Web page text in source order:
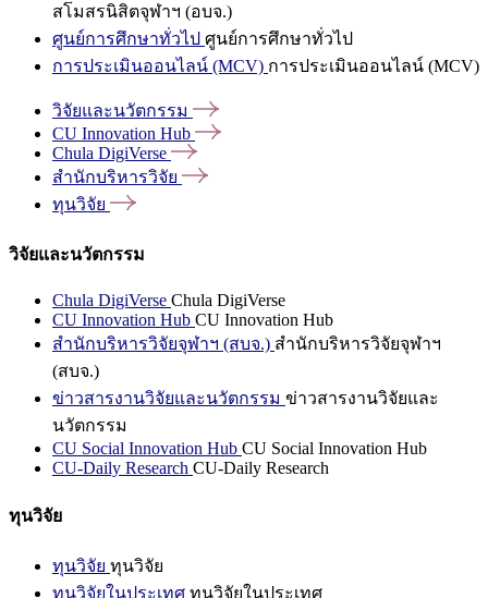
สโมสรนิสิตจุฬาฯ (อบจ.)
ศูนย์การศึกษาทั่วไป ศูนย์การศึกษาทั่วไป
การประเมินออนไลน์ (MCV) การประเมินออนไลน์ (MCV)
วิจัยและนวัตกรรม
CU Innovation Hub
Chula DigiVerse
สำนักบริหารวิจัย
ทุนวิจัย
วิจัยและนวัตกรรม
Chula DigiVerse Chula DigiVerse
CU Innovation Hub CU Innovation Hub
สำนักบริหารวิจัยจุฬาฯ (สบจ.) สำนักบริหารวิจัยจุฬาฯ
(สบจ.)
ข่าวสารงานวิจัยและนวัตกรรม ข่าวสารงานวิจัยและ
นวัตกรรม
CU Social Innovation Hub CU Social Innovation Hub
CU-Daily Research CU-Daily Research
ทุนวิจัย
ทุนวิจัย ทุนวิจัย
ทุนวิจัยในประเทศ ทุนวิจัยในประเทศ